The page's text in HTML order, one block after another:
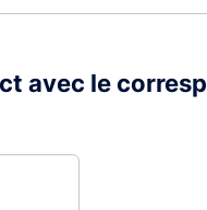
avec le